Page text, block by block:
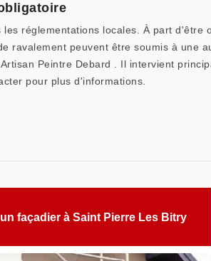
réglementations locales. À part
ravalement peuvent être soumis à une
Peintre Debard . Il intervient
pour plus d'informations.
façadier à Saint Pierre Les Bitry